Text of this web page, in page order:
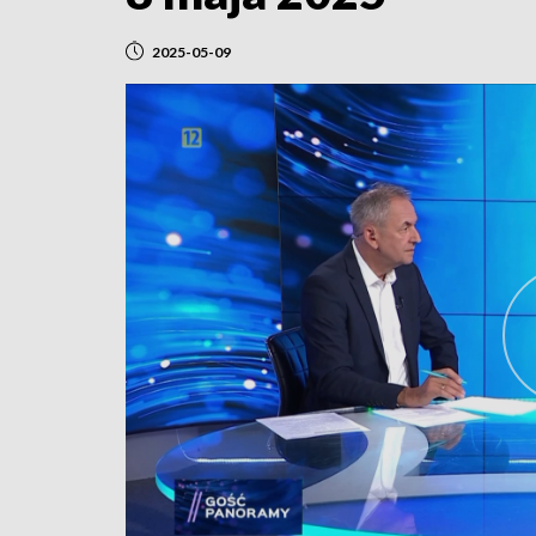
2025-05-09